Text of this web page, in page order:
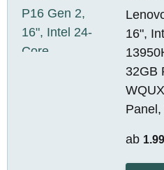
16",
32GB
ab